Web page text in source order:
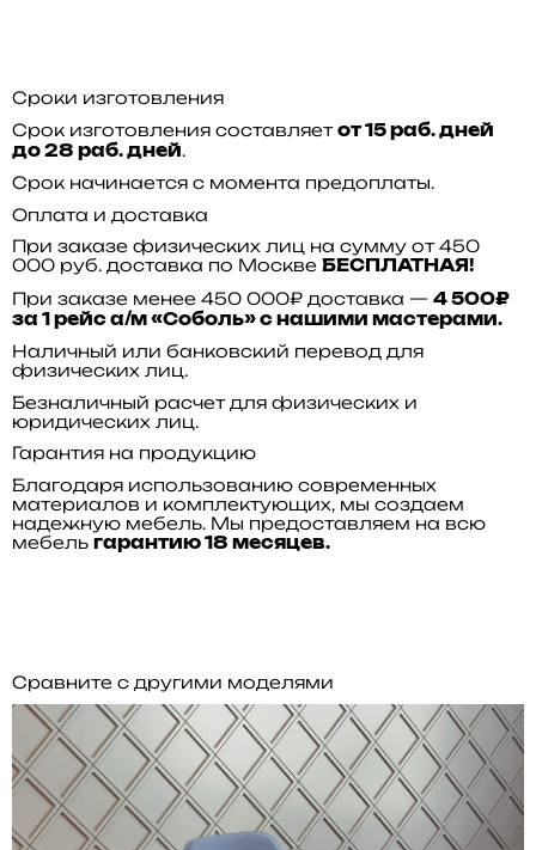
Сроки изготовления
Срок изготовления составляет от 15 раб. дней
до 28 раб. дней.
Срок начинается с момента предоплаты.
Оплата и доставка
При заказе физических лиц на сумму от 450
000 руб. доставка по Москве БЕСПЛАТНАЯ!
При заказе менее 450 000₽ доставка — 4 500₽
за 1 рейс а/м «Соболь» с нашими мастерами.
Наличный или банковский перевод для
физических лиц.
Безналичный расчет для физических и
юридических лиц.
Гарантия на продукцию
Благодаря использованию современных
материалов и комплектующих, мы создаем
надежную мебель. Мы предоставляем на всю
мебель гарантию 18 месяцев.
Сравните с другими моделями